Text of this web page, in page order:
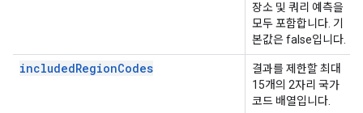
장소 및 쿼리 예측을
모두 포함합니다. 기
본값은 false입니다.
includedRegionCodes
결과를 제한할 최대
15개의 2자리 국가
코드 배열입니다.